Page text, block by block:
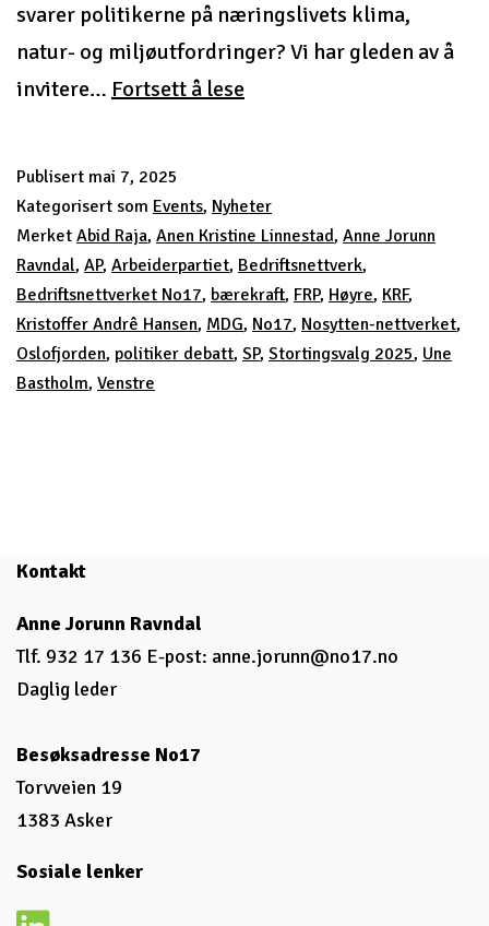
svarer politikerne på næringslivets klima,
natur- og miljøutfordringer? Vi har gleden av å
invitere… Fortsett å leseStortingsvalg
Publisert mai 7, 2025
Kategorisert som Events, Nyheter
Merket Abid Raja, Anen Kristine Linnestad, Anne Jorunn
Ravndal, AP, Arbeiderpartiet, Bedriftsnettverk,
Bedriftsnettverket No17, bærekraft, FRP, Høyre, KRF,
Kristoffer Andrê Hansen, MDG, No17, Nosytten-nettverket,
Oslofjorden, politiker debatt, SP, Stortingsvalg 2025, Une
Bastholm, Venstre
Kontakt
Anne Jorunn Ravndal
Tlf. 932 17 136 E-post: anne.jorunn@no17.no
Daglig leder
Besøksadresse No17
Torvveien 19
1383 Asker
Sosiale lenker